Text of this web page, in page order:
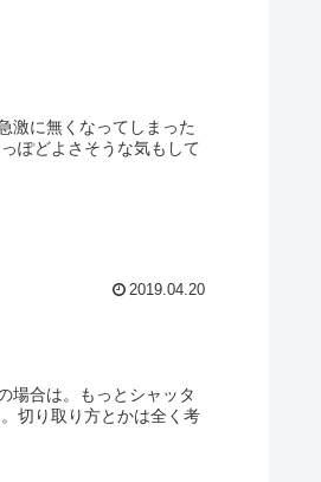
激に無くなってしまった
ぽどよさそうな気もして
2019.04.20
場合は。もっとシャッタ
切り取り方とかは全く考